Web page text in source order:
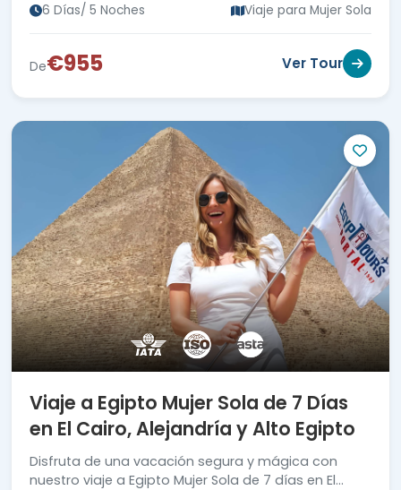
6 Días/ 5 Noches Viaje para Mujer Sola
De€955 Ver Tour
Viaje a Egipto Mujer Sola de 7 Días
en El Cairo, Alejandría y Alto Egipto
Disfruta de una vacación segura y mágica con
nuestro viaje a Egipto Mujer Sola de 7 días en El